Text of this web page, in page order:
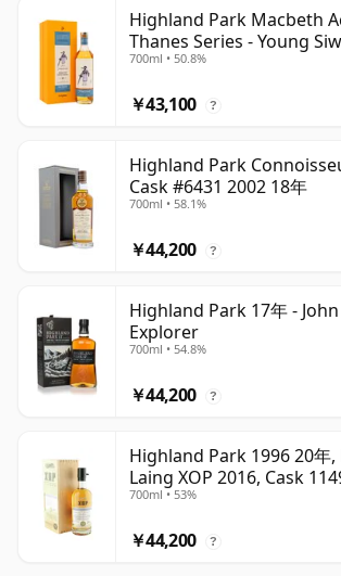
Highland Park Macbeth
Thanes Series - Young
700ml • 50.8%
￥43,100 ?
Highland Park
Cask #6431 2002 18年
700ml • 58.1%
￥44,200 ?
Highland Park 17年 -
Explorer
700ml • 54.8%
￥44,200 ?
Highland Park 1996 20年
Laing XOP 2016, Cask
700ml • 53%
￥44,200 ?